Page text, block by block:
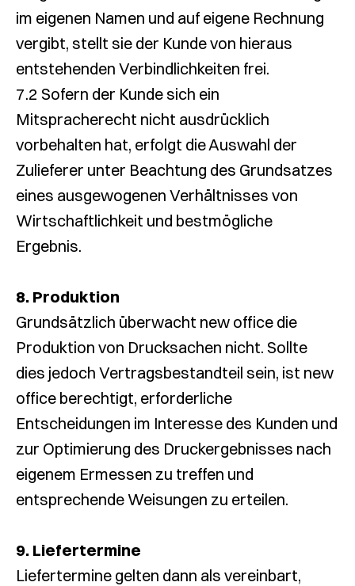
im eigenen Namen und auf eigene Rechnung
vergibt, stellt sie der Kunde von hieraus
entstehenden Verbindlichkeiten frei.
7.2 Sofern der Kunde sich ein
Mitspracherecht nicht ausdrücklich
vorbehalten hat, erfolgt die Auswahl der
Zulieferer unter Beachtung des Grundsatzes
eines ausgewogenen Verhältnisses von
Wirtschaftlichkeit und bestmögliche
Ergebnis.
8. Produktion
Grundsätzlich überwacht new office die
Produktion von Drucksachen nicht. Sollte
dies jedoch Vertragsbestandteil sein, ist new
office berechtigt, erforderliche
Entscheidungen im Interesse des Kunden und
zur Optimierung des Druckergebnisses nach
eigenem Ermessen zu treffen und
entsprechende Weisungen zu erteilen.
9. Liefertermine
Liefertermine gelten dann als vereinbart,